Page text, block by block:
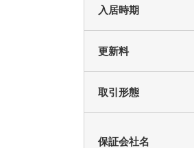
入居時期
更新料
取引形態
保証会社名